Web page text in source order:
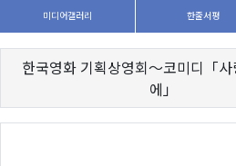
미디어갤러리 한줄서평
한국영화 기획상영회～코미디「
에」